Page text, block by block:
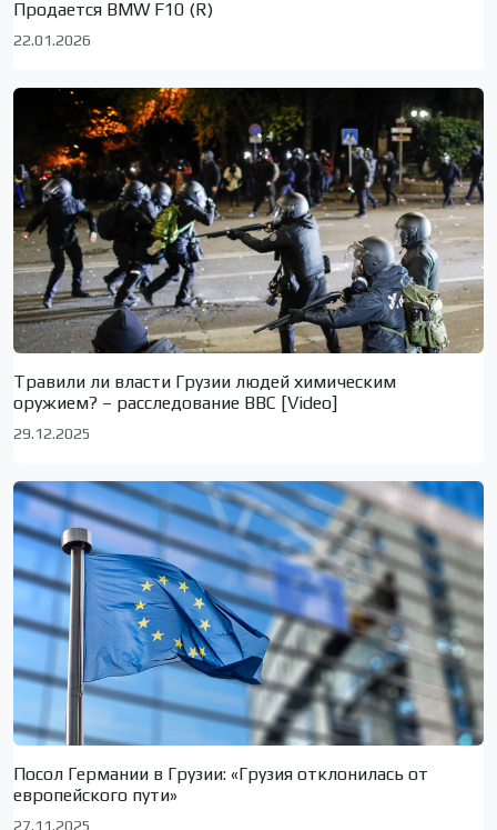
Продается BMW F10 (R)
22.01.2026
Травили ли власти Грузии людей химическим
оружием? – расследование BBC [Video]
29.12.2025
Посол Германии в Грузии: «Грузия отклонилась от
европейского пути»
27.11.2025